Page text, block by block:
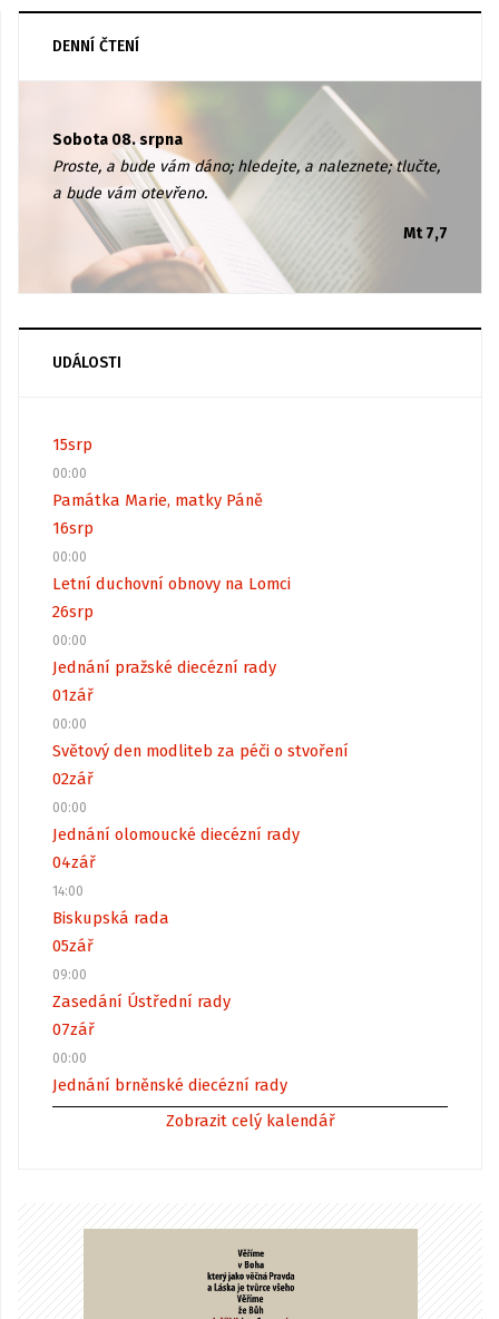
DENNÍ ČTENÍ
Sobota 08. srpna
Proste, a bude vám dáno; hledejte, a naleznete; tlučte,
a bude vám otevřeno.
Mt 7,7
UDÁLOSTI
15srp
00:00
Památka Marie, matky Páně
16srp
00:00
Letní duchovní obnovy na Lomci
26srp
00:00
Jednání pražské diecézní rady
01zář
00:00
Světový den modliteb za péči o stvoření
02zář
00:00
Jednání olomoucké diecézní rady
04zář
14:00
Biskupská rada
05zář
09:00
Zasedání Ústřední rady
07zář
00:00
Jednání brněnské diecézní rady
Zobrazit celý kalendář